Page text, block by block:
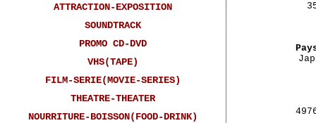
ATTRACTION-EXPOSITION
SOUNDTRACK
PROMO CD-DVD
VHS(TAPE)
FILM-SERIE(MOVIE-SERIES)
THEATRE-THEATER
NOURRITURE-BOISSON(FOOD-DRINK)